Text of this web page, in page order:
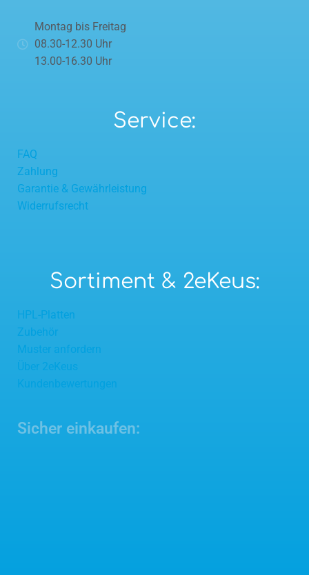
Montag bis Freitag
08.30-12.30 Uhr
13.00-16.30 Uhr
Service:
FAQ
Zahlung
Garantie & Gewährleistung
Widerrufsrecht
Sortiment & 2eKeus:
HPL-Platten
Zubehör
Muster anfordern
Über 2eKeus
Kundenbewertungen
Sicher einkaufen: